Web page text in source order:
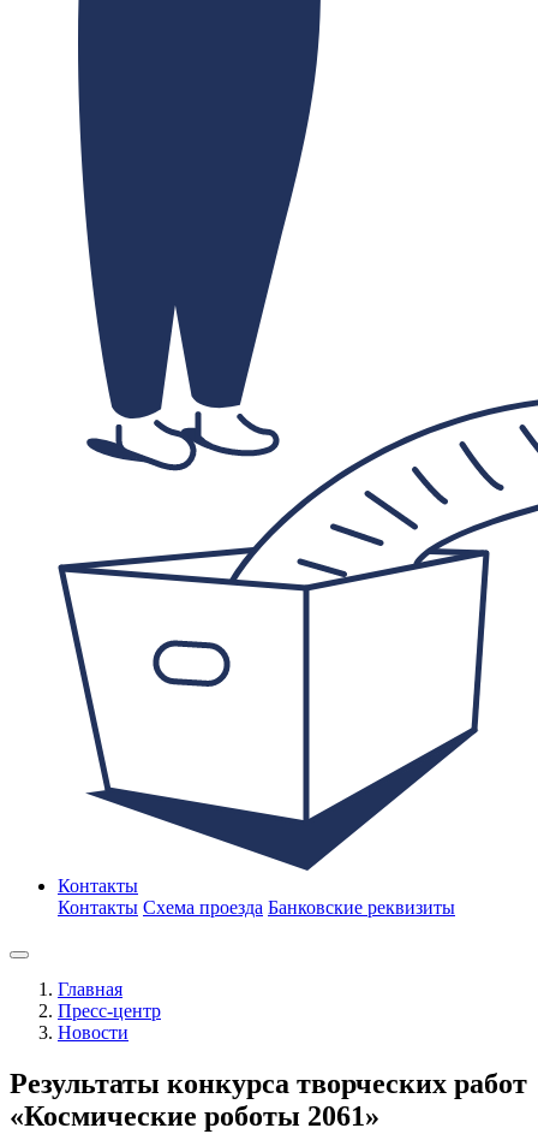
Контакты
Контакты Схема проезда Банковские реквизиты
Главная
Пресс-центр
Новости
Результаты конкурса творческих работ
«Космические роботы 2061»